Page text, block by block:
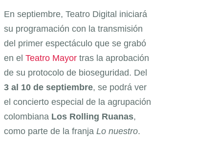
En septiembre, Teatro Digital iniciará
su programación con la transmisión
del primer espectáculo que se grabó
en el Teatro Mayor tras la aprobación
de su protocolo de bioseguridad. Del
3 al 10 de septiembre, se podrá ver
el concierto especial de la agrupación
colombiana Los Rolling Ruanas,
como parte de la franja Lo nuestro.